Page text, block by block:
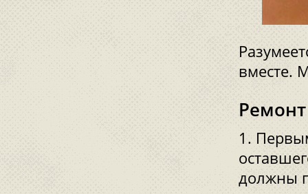
вместе.
должны